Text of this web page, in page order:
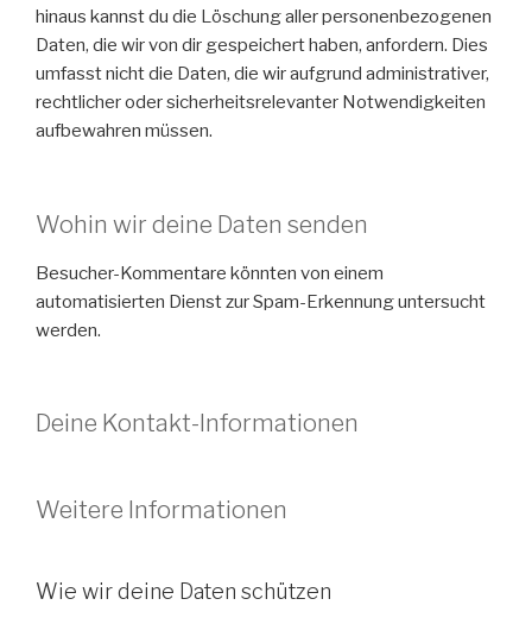
hinaus kannst du die Löschung aller personenbezogenen
Daten, die wir von dir gespeichert haben, anfordern. Dies
umfasst nicht die Daten, die wir aufgrund administrativer,
rechtlicher oder sicherheitsrelevanter Notwendigkeiten
aufbewahren müssen.
Wohin wir deine Daten senden
Besucher-Kommentare könnten von einem
automatisierten Dienst zur Spam-Erkennung untersucht
werden.
Deine Kontakt-Informationen
Weitere Informationen
Wie wir deine Daten schützen